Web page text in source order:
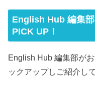
English Hub 編集
PICK UP！
English Hub 編集部が
ックアップしご紹介し